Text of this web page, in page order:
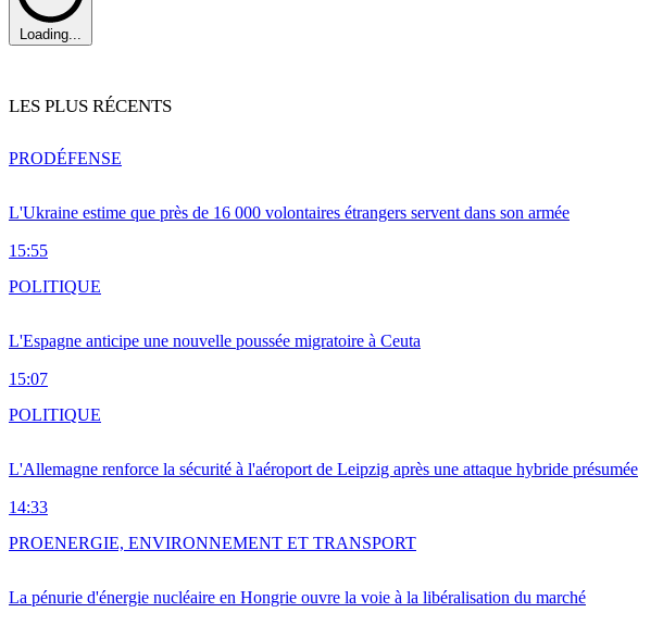
Loading...
LES PLUS RÉCENTS
L'Ukraine estime que près de 16 000 volontaires étrangers servent dans son armée
15:55
PRODÉFENSE
L'Espagne anticipe une nouvelle poussée migratoire à Ceuta
15:07
POLITIQUE
L'Allemagne renforce la sécurité à l'aéroport de Leipzig après une attaque hybride présumée
14:33
POLITIQUE
La pénurie d'énergie nucléaire en Hongrie ouvre la voie à la libéralisation du marché
PROENERGIE, ENVIRONNEMENT ET TRANSPORT